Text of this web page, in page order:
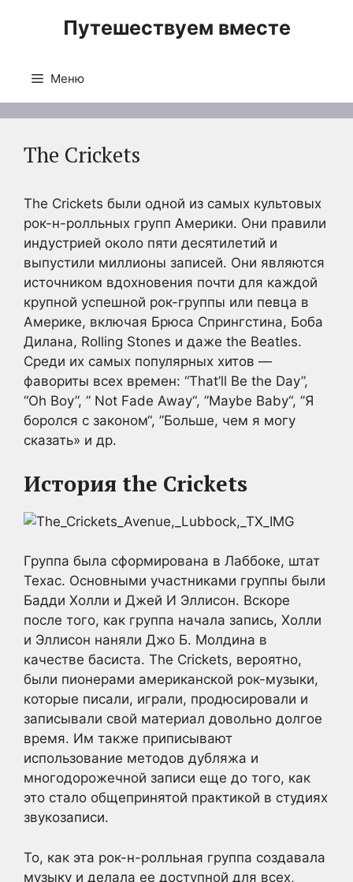
Путешествуем вместе
Меню
The Crickets
The Crickets были одной из самых культовых
рок-н-ролльных групп Америки. Они правили
индустрией около пяти десятилетий и
выпустили миллионы записей. Они являются
источником вдохновения почти для каждой
крупной успешной рок-группы или певца в
Америке, включая Брюса Спрингстина, Боба
Дилана, Rolling Stones и даже the Beatles.
Среди их самых популярных хитов —
фавориты всех времен: “That’ll Be the Day”,
“Oh Boy”, ” Not Fade Away“, ”Maybe Baby“, ”Я
боролся с законом“, ”Больше, чем я могу
сказать» и др.
История the Crickets
Группа была сформирована в Лаббоке, штат
Техас. Основными участниками группы были
Бадди Холли и Джей И Эллисон. Вскоре
после того, как группа начала запись, Холли
и Эллисон наняли Джо Б. Молдина в
качестве басиста. The Crickets, вероятно,
были пионерами американской рок-музыки,
которые писали, играли, продюсировали и
записывали свой материал довольно долгое
время. Им также приписывают
использование методов дубляжа и
многодорожечной записи еще до того, как
это стало общепринятой практикой в студиях
звукозаписи.
То, как эта рок-н-ролльная группа создавала
музыку и делала ее доступной для всех,